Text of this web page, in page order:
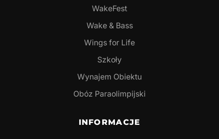
WakeFest
Wake & Bass
Wings for Life
Szkoły
Wynajem Obiektu
Obóz Paraolimpijski
INFORMACJE